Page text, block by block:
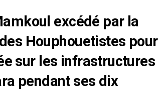
excédé par la
Houphouetistes pour
sur les infrastructures
pendant ses dix